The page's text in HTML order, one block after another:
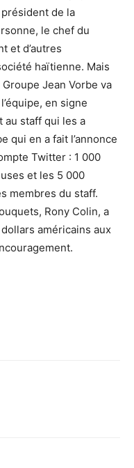
de la
le chef du
et d’autres
haïtienne. Mais
Jean Vorbe va
en signe
au staff qui les a
qui en a fait l’annonce
Twitter : 1 000
et les 5 000
membres du staff.
Rony Colin, a
américains aux